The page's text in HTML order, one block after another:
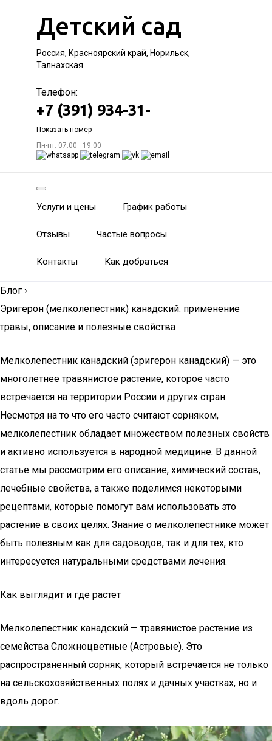
Детский сад
Россия, Красноярский край, Норильск,
Талнахская
Телефон:
+7 (391) 934-31-
Показать номер
Пн-пт: 07:00—19:00
Услуги и цены График работы
Отзывы Частые вопросы
Контакты Как добраться
Блог ›
Эригерон (мелколепестник) канадский: применение
травы, описание и полезные свойства
Мелколепестник канадский (эригерон канадский) — это
многолетнее травянистое растение, которое часто
встречается на территории России и других стран.
Несмотря на то что его часто считают сорняком,
мелколепестник обладает множеством полезных свойств
и активно используется в народной медицине. В данной
статье мы рассмотрим его описание, химический состав,
лечебные свойства, а также поделимся некоторыми
рецептами, которые помогут вам использовать это
растение в своих целях. Знание о мелколепестнике может
быть полезным как для садоводов, так и для тех, кто
интересуется натуральными средствами лечения.
Как выглядит и где растет
Мелколепестник канадский — травянистое растение из
семейства Сложноцветные (Астровые). Это
распространенный сорняк, который встречается не только
на сельскохозяйственных полях и дачных участках, но и
вдоль дорог.